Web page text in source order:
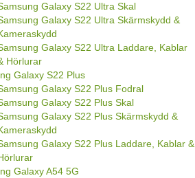
Galaxy S22 Ultra Skal
Galaxy S22 Ultra Skärmskydd &
Galaxy S22 Ultra Laddare, Kablar
Hörlurar
Galaxy S22 Plus
Galaxy S22 Plus Fodral
Galaxy S22 Plus Skal
Galaxy S22 Plus Skärmskydd &
Galaxy S22 Plus Laddare, Kablar &
Galaxy A54 5G